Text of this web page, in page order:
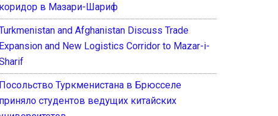
коридор в Мазари-Шариф
and Afghanistan Discuss Trade
Expansion and New Logistics Corridor to Mazar-i-
Посольство Туркменистана в Брюсселе
приняло студентов ведущих китайских